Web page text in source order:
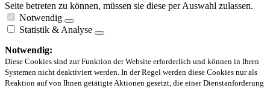
Seite betreten zu können, müssen sie diese per Auswahl zulassen.
Notwendig
Statistik & Analyse
Notwendig:
Diese Cookies sind zur Funktion der Website erforderlich und können in Ihren
Systemen nicht deaktiviert werden. In der Regel werden diese Cookies nur als
Reaktion auf von Ihnen getätigte Aktionen gesetzt, die einer Dienstanforderung